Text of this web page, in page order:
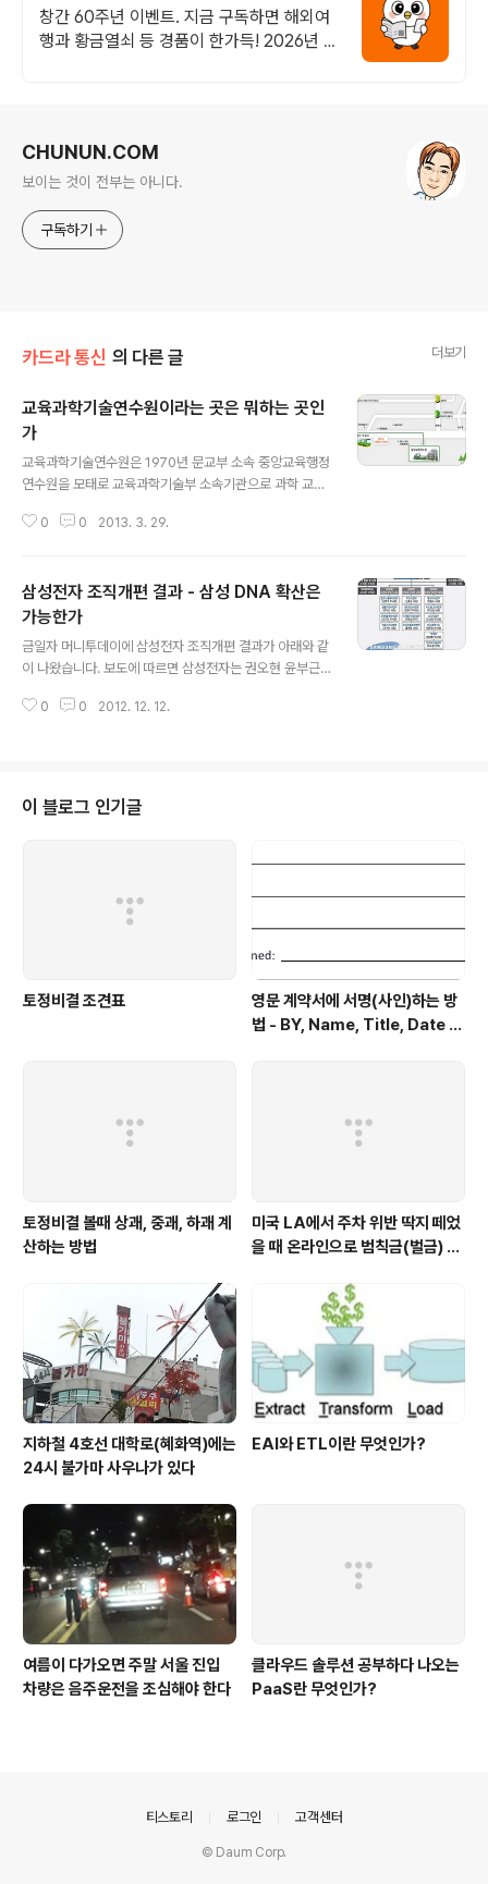
이벤트
창간 60주년 이벤트. 지금 구독하면 해외여
행과 황금열쇠 등 경품이 한가득! 2026년 새
CHUNUN.COM
보이는 것이 전부는 아니다.
구독하기
카드라 통신 의 다른 글 더보기
교육과학기술연수원이라는 곳은 뭐하는 곳인
가
교육과학기술연수원은 1970년 문교부 소속 중앙교육행정
연수원을 모태로 교육과학기술부 소속기관으로 과학 교육
월 20일 문교부 소속 중앙교육행정연수원 설립 1974년 3
가전문행정연수원(교육행정연수부)에 통합 2005년 1월 1
일 교육인적자원부 소속 교육인적자원연수원으로 분리·독
립 2005년 3월 7일 서울특별시교육연수원 교육동으로
이전(현 위치) 2008년 2월 29일 교육과학기술부 소속 교
육과학기술연수원으로 개편 교육과학기술연수원 가는 방
법은 다음과 같습니다.
0 0 2013. 3. 29.
삼성전자 조직개편 결과 - 삼성 DNA 확산은
가능한가
금일자 머니투데이에 삼성전자 조직개편 결과가 아래와 같
이 나왔습니다. 보도에 따르면 삼성전자는 권오현 윤부근
데 기존 완제품(DMC) 부문을 폐지하고 DMC의 두 축이
졌습니다.
0 0 2012. 12. 12.
이 블로그 인기글
토정비결 조견표
영문 계약서에 서명(사인)하는 방
법 - BY, Name, Title, Date Si
토정비결 볼때 상괘, 중괘, 하괘 계
산하는 방법
미국 LA에서 주차 위반 딱지 떼었
을 때 온라인으로 범칙금(벌금) 내
지하철 4호선 대학로(혜화역)에는
24시 불가마 사우나가 있다
EAI와 ETL이란 무엇인가?
여름이 다가오면 주말 서울 진입
차량은 음주운전을 조심해야 한다
클라우드 솔루션 공부하다 나오는
PaaS란 무엇인가?
티스토리 로그인 고객센터
© Daum Corp.